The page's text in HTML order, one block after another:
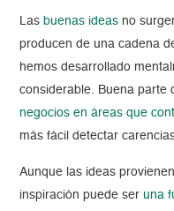
Las buenas ideas no
producen de una cadena
hemos desarrollado
considerable. Buena parte
negocios en áreas que
más fácil detectar
Aunque las ideas
inspiración puede ser una